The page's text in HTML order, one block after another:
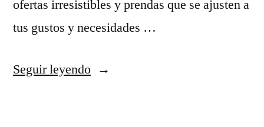
ofertas irresistibles y prendas que se ajusten a
tus gustos y necesidades …
Seguir leyendo«camisetas